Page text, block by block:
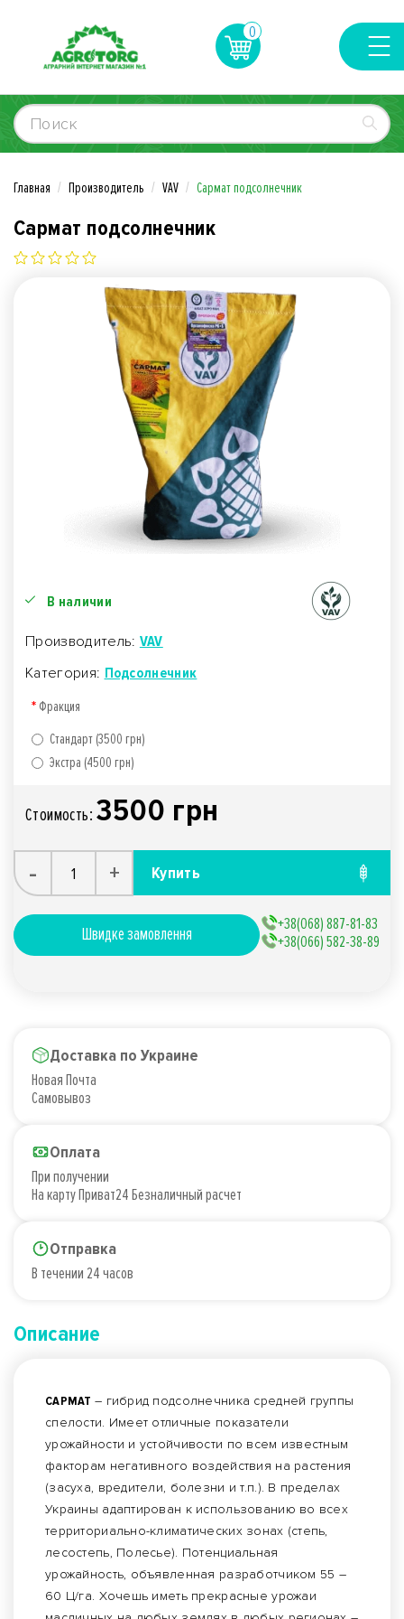
0
Главная Производитель VAV Сармат подсолнечник
Сармат подсолнечник
В наличии
Производитель: VAV
Категория: Подсолнечник
Фракция
Стандарт (3500 грн)
Экстра (4500 грн)
Стоимость: 3500 грн
- + Купить
Швидке замовлення
+38(068) 887-81-83
+38(066) 582-38-89
Доставка по Украине
Новая Почта
Самовывоз
Оплата
При получении
На карту Приват24 Безналичный расчет
Отправка
В течении 24 часов
Описание
САРМАТ – гибрид подсолнечника средней группы
спелости. Имеет отличные показатели
урожайности и устойчивости по всем известным
факторам негативного воздействия на растения
(засуха, вредители, болезни и т.п.). В пределах
Украины адаптирован к использованию во всех
территориально-климатических зонах (степь,
лесостепь, Полесье). Потенциальная
урожайность, объявленная разработчиком 55 –
60 Ц/га. Хочешь иметь прекрасные урожаи